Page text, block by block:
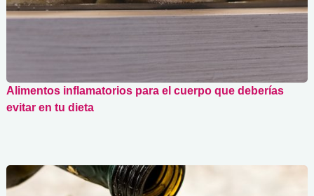
Alimentos inflamatorios para el cuerpo que deberías
evitar en tu dieta